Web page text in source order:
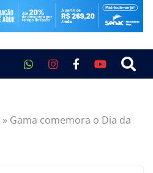
» Gama comemora o Dia da